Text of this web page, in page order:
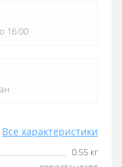
Все характеристики
0.55 кг
16:00